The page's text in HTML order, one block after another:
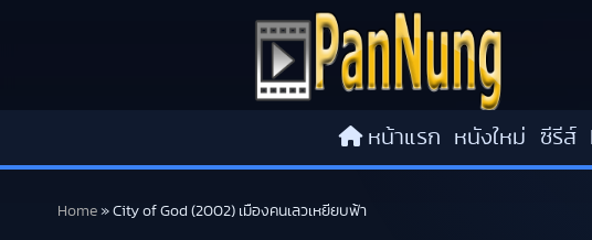
หน้าแรก หนังใหม่ ซีรีส์
Home » City of God (2002) เมืองคนเลวเหยียบฟ้า